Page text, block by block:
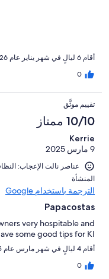
أقام 6 ليالٍ في شهر يناير عام 2026
0
تقييم موثَّق
10/10 ممتاز
Kerrie
9 مارس 2025
المنشأة⁩
الترجمة باستخدام Google
Papacostas
very hospitable and
some good tips for KI
أقام 4 ليالٍ في شهر مارس عام 2025
0